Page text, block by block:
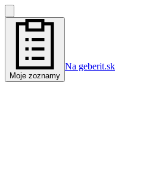
Moje zoznamy
Na geberit.sk